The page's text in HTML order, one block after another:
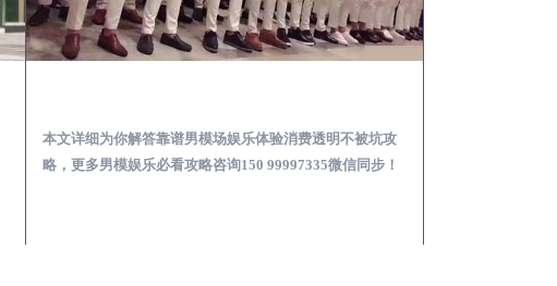
本文详细为你解答靠谱男模场娱乐体验消费透明不被坑攻
略，更多男模娱乐必看攻略咨询150 99997335微信同步！